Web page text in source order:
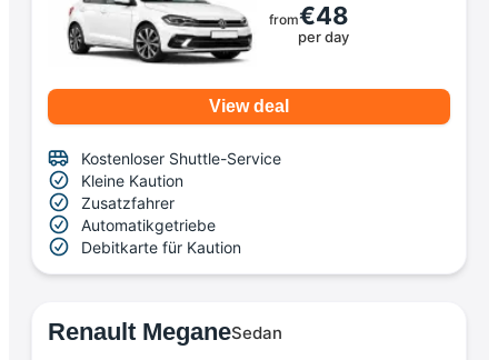
from€48
per day
View deal
Kostenloser Shuttle-Service
Kleine Kaution
Zusatzfahrer
Automatikgetriebe
Debitkarte für Kaution
Renault MeganeSedan